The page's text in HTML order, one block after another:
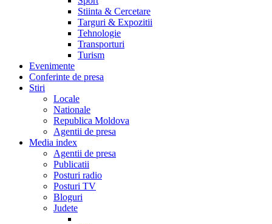
Stiinta & Cercetare
Targuri & Expozitii
Tehnologie
Transporturi
Turism
Evenimente
Conferinte de presa
Stiri
Locale
Nationale
Republica Moldova
Agentii de presa
Media index
Agentii de presa
Publicatii
Posturi radio
Posturi TV
Bloguri
Judete